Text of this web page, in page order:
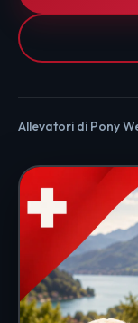
Allevatori di Pony